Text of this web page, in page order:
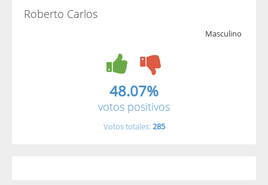
Roberto Carlos
Masculino
48.07%
votos positivos
Votos totales: 285